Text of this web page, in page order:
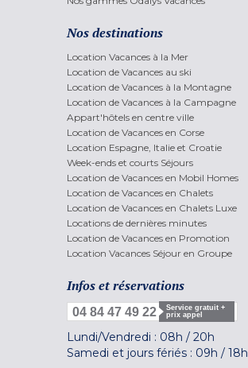
Nos destinations
Location Vacances à la Mer
Location de Vacances au ski
Location de Vacances à la Montagne
Location de Vacances à la Campagne
Appart'hôtels en centre ville
Location de Vacances en Corse
Location Espagne, Italie et Croatie
Week-ends et courts Séjours
Location de Vacances en Mobil Homes
Location de Vacances en Chalets
Location de Vacances en Chalets Luxe
Locations de dernières minutes
Location de Vacances en Promotion
Location Vacances Séjour en Groupe
Infos et réservations
04 84 47 49 22
Service gratuit +
prix appel
Lundi/Vendredi : 08h / 20h
Samedi et jours fériés : 09h / 18h